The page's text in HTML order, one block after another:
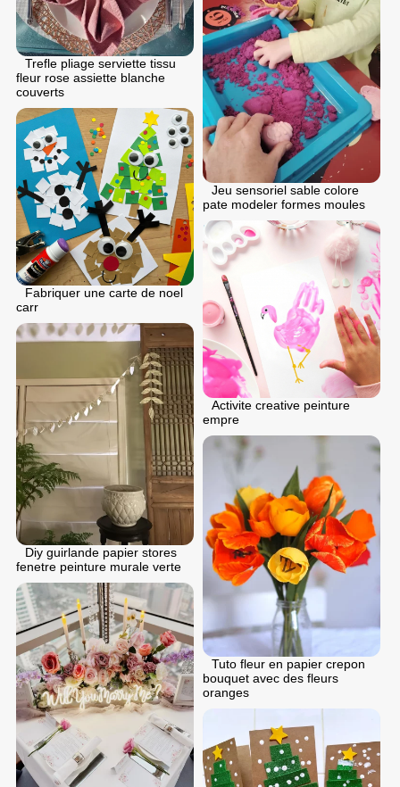
Trefle pliage serviette tissu
fleur rose assiette blanche
couverts
Jeu sensoriel sable colore
pate modeler formes moules
Fabriquer une carte de noel
carr
Activite creative peinture
empre
Diy guirlande papier stores
fenetre peinture murale verte
Tuto fleur en papier crepon
bouquet avec des fleurs
oranges